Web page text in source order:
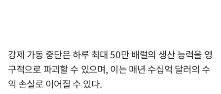
강제 가동 중단은 하루 최대 50만 배럴의 생산 능력을 영
구적으로 파괴할 수 있으며, 이는 매년 수십억 달러의 수
익 손실로 이어질 수 있다.